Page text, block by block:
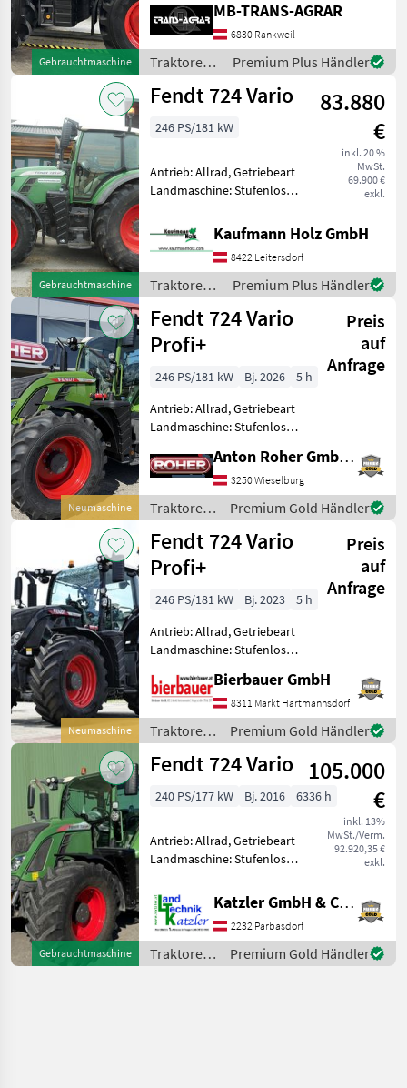
Gebrauchtmaschine
Vorderachse,
Höchstgeschwindigkeit in
km/h: 50 km/h, Kriechgang,
Luftsitz, Plattform: Kabine,
Zapfwellendrehz
MB-TRANS-AGRAR
6830 Rankweil
Traktoren /
Fendt
Premium Plus Händler
Gebrauchtmaschine
Fendt 724 Vario
83.880
€
inkl. 20 %
MwSt.
69.900 €
exkl.
246 PS/181 kW
Antrieb: Allrad, Getriebeart
Landmaschine: Stufenloses
Zapfwellendrehzahl:
540/540E/1000/1000E,
Höchstgeschwindigkeit in
km/h: 50 km/h, Aufla
Kaufmann Holz GmbH
8422 Leitersdorf
Traktoren /
Fendt
Premium Plus Händler
Neumaschine
Fendt 724 Vario
Profi+
Preis
auf
Anfrage
246 PS/181 kW Bj. 2026
5 h
Antrieb: Allrad, Getriebeart
Landmaschine: Stufenloses
Zapfwellendrehzahl:
540/540E/1000/1000E,
Höchstgeschwindigkeit in
km/h: 50 km/h, Aufla
Anton Roher GmbH (ACA Center Roher)
3250 Wieselburg
Traktoren
/ Fendt
Premium Gold Händler
Neumaschine
Fendt 724 Vario
Profi+
Preis
auf
Anfrage
246 PS/181 kW Bj. 2023
5 h
Antrieb: Allrad, Getriebeart
Landmaschine: Stufenloses
Zapfwellendrehzahl:
540/540E/1000/1000E,
Höchstgeschwindigkeit in
km/h: 50 km/h, Aufla
Bierbauer GmbH
8311 Markt Hartmannsdorf
Traktoren
/ Fendt
Premium Gold Händler
Gebrauchtmaschine
Fendt 724 Vario 105.000
€
inkl. 13%
MwSt./Verm.
92.920,35 €
exkl.
240 PS/177 kW Bj. 2016 6336 h
Antrieb: Allrad, Getriebeart
Landmaschine: Stufenloses
Zapfwellendrehzahl:
540/540E/1000,
Höchstgeschwindigkeit in
km/h: 50 km/h, Aufladung:
Katzler GmbH & Co.KG.
2232 Parbasdorf
Traktoren
/ Fendt
Premium Gold Händler